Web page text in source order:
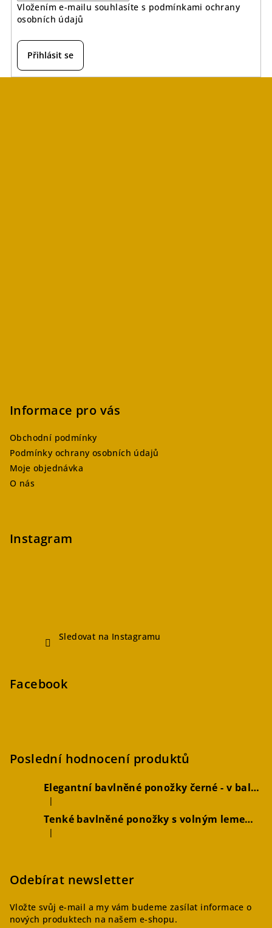
Vložením e-mailu souhlasíte s podmínkami ochrany
osobních údajů
Přihlásit se
Informace pro vás
Obchodní podmínky
Podmínky ochrany osobních údajů
Moje objednávka
O nás
Instagram
Sledovat na Instagramu
Facebook
Poslední hodnocení produktů
Elegantní bavlněné ponožky černé - v balení 2 párů
Hodnocení produktu je 5 z 5 hvězdiček.
|
Tenké bavlněné ponožky s volným lemem hořčicové, 2 páry
Hodnocení produktu je 4 z 5 hvězdiček.
|
Odebírat newsletter
Vložte svůj e-mail a my vám budeme zasílat informace o
nových produktech na našem e-shopu.